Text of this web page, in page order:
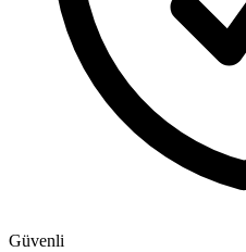
Güvenli